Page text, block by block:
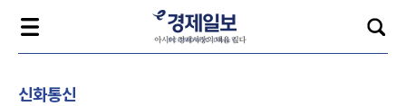
신화통신